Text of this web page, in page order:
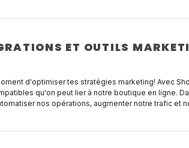
ET OUTILS
d'optimiser tes stratégies marketing! Avec
qu'on peut lier à notre boutique en ligne.
nos opérations, augmenter notre trafic et